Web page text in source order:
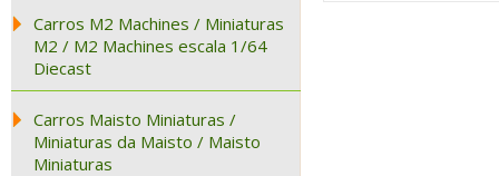
Carros M2 Machines / Miniaturas
M2 / M2 Machines escala 1/64
Diecast
Carros Maisto Miniaturas /
Miniaturas da Maisto / Maisto
Miniaturas